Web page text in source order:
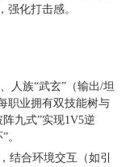
强化打击感。
人族“武玄”（输出/坦
职业拥有双技能树与
九式”实现1V5逆
结合环境交互（如引